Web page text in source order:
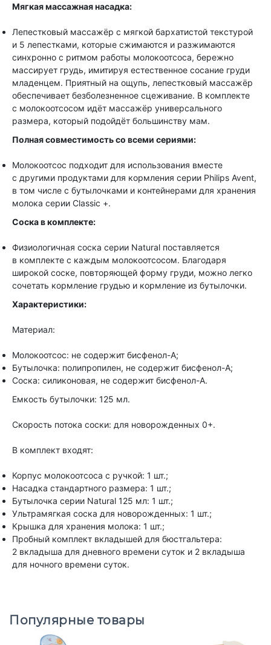
Мягкая массажная насадка:
Лепестковый массажёр с мягкой бархатистой текстурой
и 5 лепестками, которые сжимаются и разжимаются
синхронно с ритмом работы молокоотсоса, бережно
массирует грудь, имитируя естественное сосание груди
младенцем. Приятный на ощупь, лепестковый массажёр
обеспечивает безболезненное сцеживание. В комплекте
с молокоотсосом идёт массажёр универсального
размера, который подойдёт большинству мам.
Полная совместимость со всеми сериями:
Молокоотсос подходит для использования вместе
с другими продуктами для кормления серии Philips Avent,
в том числе с бутылочками и контейнерами для хранения
молока серии Classic +.
Cоска в комплекте:
Физиологичная соска серии Natural поставляется
в комплекте с каждым молокоотсосом. Благодаря
широкой соске, повторяющей форму груди, можно легко
сочетать кормление грудью и кормление из бутылочки.
Характеристики:
Материал:
Молокоотсос: не содержит бисфенол-А;
Бутылочка: полипропилен, не содержит бисфенол-А;
Соска: силиконовая, не содержит бисфенол-А.
Емкость бутылочки: 125 мл.
Скорость потока соски: для новорожденных 0+.
В комплект входят:
Корпус молокоотсоса с ручкой: 1 шт.;
Насадка стандартного размера: 1 шт.;
Бутылочка серии Natural 125 мл: 1 шт.;
Ультрамягкая соска для новорожденных: 1 шт.;
Крышка для хранения молока: 1 шт.;
Пробный комплект вкладышей для бюстгальтера:
2 вкладыша для дневного времени суток и 2 вкладыша
для ночного времени суток.
Популярные товары